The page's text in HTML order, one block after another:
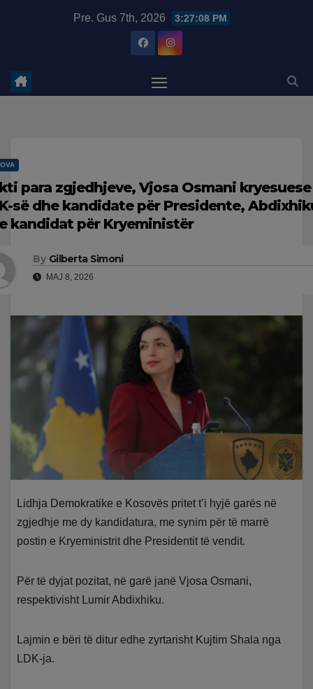
Pre. Gus 7th, 2026 3:27:09 PM
para zgjedhjeve, Vjosa Osmani
së dhe kandidate për Presidente,
kandidat për Kryeministër
By Gilberta Simoni
MAJ 8, 2026
Lidhja Demokratike e Kosovës pritet t’i hyjë garës në
zgjedhje me dy kandidatura, me synim për të marrë
postin e Kryeministrit dhe Presidentit të vendit.
Për të dyjat pozitat, në garë janë Vjosa Osmani,
respektivisht Lumir Abdixhiku.
Lajmin e bëri të ditur edhe zyrtarisht Kujtim Shala nga
LDK-ja.